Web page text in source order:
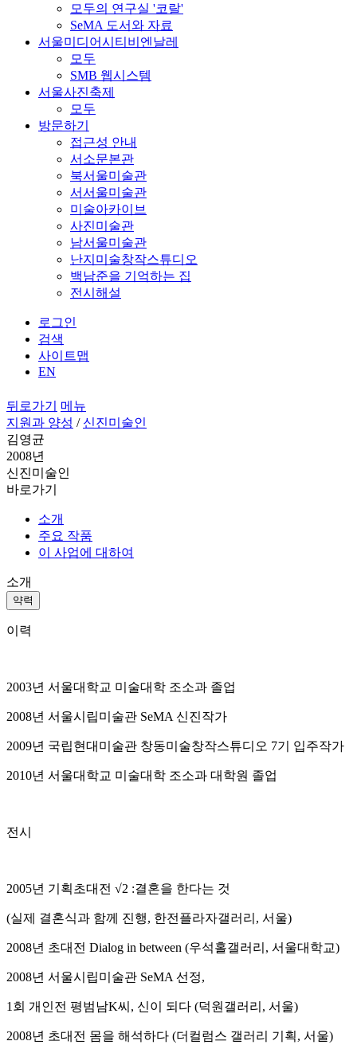
모두의 연구실 '코랄'
SeMA 도서와 자료
서울미디어시티비엔날레
모두
SMB 웹시스템
서울사진축제
모두
방문하기
접근성 안내
서소문본관
북서울미술관
서서울미술관
미술아카이브
사진미술관
남서울미술관
난지미술창작스튜디오
백남준을 기억하는 집
전시해설
로그인
검색
사이트맵
EN
뒤로가기
메뉴
지원과 양성 / 신진미술인
김영균
2008년
신진미술인
바로가기
소개
주요 작품
이 사업에 대하여
소개
약력
이력
2003년 서울대학교 미술대학 조소과 졸업
2008년 서울시립미술관 SeMA 신진작가
2009년 국립현대미술관 창동미술창작스튜디오 7기 입주작가
2010년 서울대학교 미술대학 조소과 대학원 졸업
전시
2005년 기획초대전 √2 :결혼을 한다는 것
(실제 결혼식과 함께 진행, 한전플라자갤러리, 서울)
2008년 초대전 Dialog in between (우석홀갤러리, 서울대학교)
2008년 서울시립미술관 SeMA 선정,
1회 개인전 평범남K씨, 신이 되다 (덕원갤러리, 서울)
2008년 초대전 몸을 해석하다 (더컬럼스 갤러리 기획, 서울)